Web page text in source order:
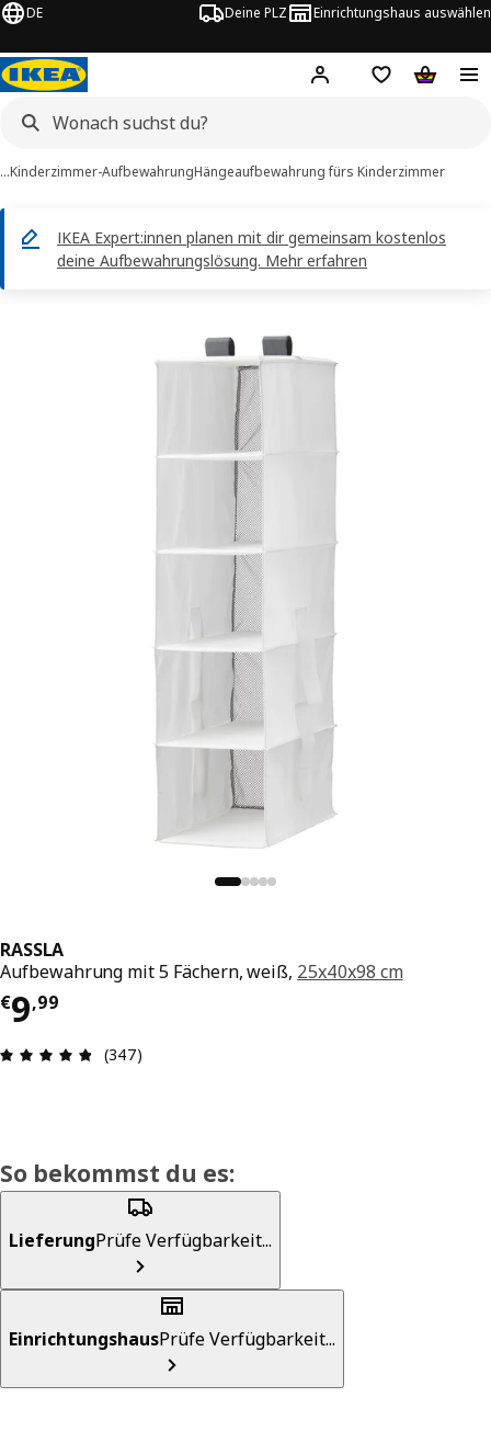
DE Deine PLZ Einrichtungshaus auswählen
Hej! Jetzt anmelden.
Einkaufsliste
…Kinderzimmer-AufbewahrungHängeaufbewahrung fürs Kinderzimmer
IKEA Expert:innen planen mit dir gemeinsam kostenlos
deine Aufbewahrungslösung. Mehr erfahren
RASSLA
Aufbewahrung mit 5 Fächern, weiß, 25x40x98 cm
€9,99
Preis € 9,99
Produktbewertung: 4.8 von 5 Sterne Alle
(347)
So bekommst du es:
LieferungPrüfe Verfügbarkeit...
EinrichtungshausPrüfe Verfügbarkeit...